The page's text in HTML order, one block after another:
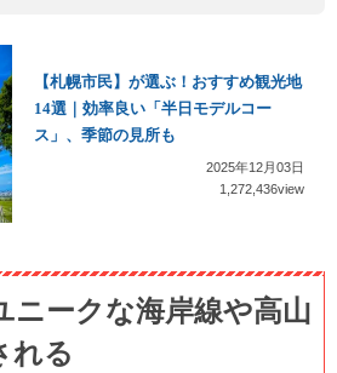
【札幌市民】が選ぶ！おすすめ観光地
14選｜効率良い「半日モデルコー
ス」、季節の見所も
2025年12月03日
1,272,436view
ニークな海岸線や高山
れる